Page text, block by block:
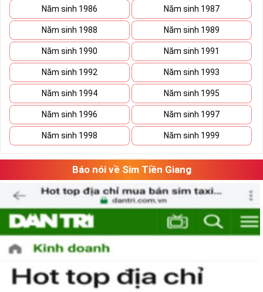
Năm sinh 1986 Năm sinh 1987
Năm sinh 1988 Năm sinh 1989
Năm sinh 1990 Năm sinh 1991
Năm sinh 1992 Năm sinh 1993
Năm sinh 1994 Năm sinh 1995
Năm sinh 1996 Năm sinh 1997
Năm sinh 1998 Năm sinh 1999
Báo nói về Sim Tiền Giang